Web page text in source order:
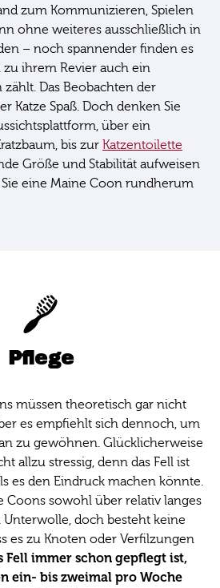
zum Kommunizieren, Spielen
ohne weiteres ausschließlich in
– noch spannender finden es
zu ihrem Revier auch ein
Das Beobachten der
Katze Spaß. Doch denken Sie
über ein
bis zur Katzentoilette
Größe und Stabilität aufweisen
eine Maine Coon rundherum
Pflege
müssen theoretisch gar nicht
es empfiehlt sich dennoch, um
zu gewöhnen. Glücklicherweise
allzu stressig, denn das Fell ist
es den Eindruck machen könnte.
Coons sowohl über relativ langes
Unterwolle, doch besteht keine
es zu Knoten oder Verfilzungen
Fell immer schon gepflegt ist,
ein- bis zweimal pro Woche